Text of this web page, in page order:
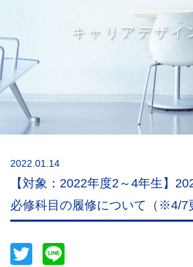
キャリアデザイ
2022.01.14
【対象：2022年度2～4年生】
必修科目の履修について（※4/7
Twitter